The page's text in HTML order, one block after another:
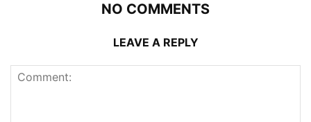
NO COMMENTS
LEAVE A REPLY